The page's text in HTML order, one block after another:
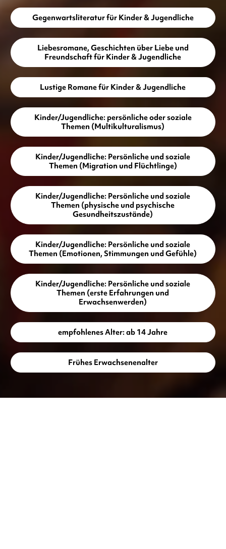
Gegenwartsliteratur für Kinder & Jugendliche
Liebesromane, Geschichten über Liebe und
Freundschaft für Kinder & Jugendliche
Lustige Romane für Kinder & Jugendliche
Kinder/Jugendliche: persönliche oder soziale
Themen (Multikulturalismus)
Kinder/Jugendliche: Persönliche und soziale
Themen (Migration und Flüchtlinge)
Kinder/Jugendliche: Persönliche und soziale
Themen (physische und psychische
Gesundheitszustände)
Kinder/Jugendliche: Persönliche und soziale
Themen (Emotionen, Stimmungen und Gefühle)
Kinder/Jugendliche: Persönliche und soziale
Themen (erste Erfahrungen und
Erwachsenwerden)
empfohlenes Alter: ab 14 Jahre
Frühes Erwachsenenalter